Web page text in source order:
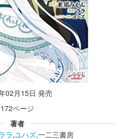
02月15日 発売
172ページ
著者
ラ,ユハズ,一二三書房